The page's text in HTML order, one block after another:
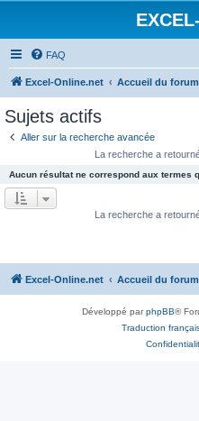
FAQ
Excel-Online.net Accueil du forum
Sujets actifs
Aller sur la recherche avancée
La recherche a
Aucun résultat ne correspond aux termes
La recherche a
Excel-Online.net Accueil du forum
Développé parphpBB®
Traduction